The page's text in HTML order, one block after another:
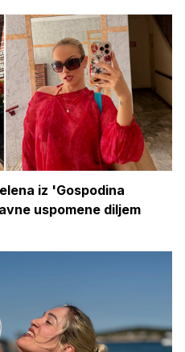
iz 'Gospodina
uspomene diljem